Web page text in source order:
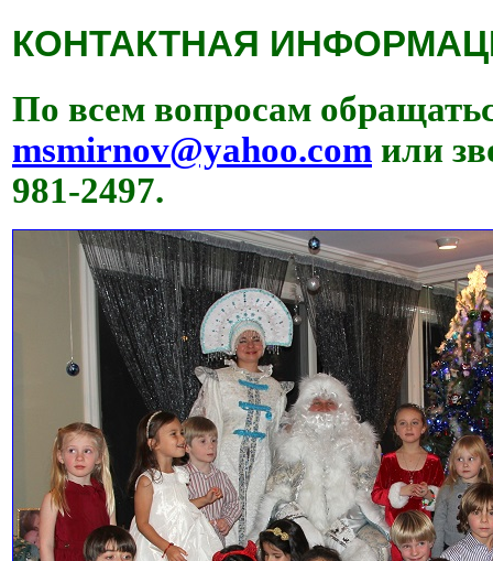
КОНТАКТНАЯ
По всем вопросам
msmirnov@yahoo.com или
981-2497.